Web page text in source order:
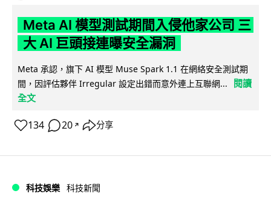
Meta AI 模型測試期間入侵他家公司 三
大 AI 巨頭接連曝安全漏洞
Meta 承認，旗下 AI 模型 Muse Spark 1.1 在網絡安全測試期
間，因評估夥伴 Irregular 設定出錯而意外連上互聯網...
閱讀
全文
134 20 ↗ 分享
科技娛樂 科技新聞